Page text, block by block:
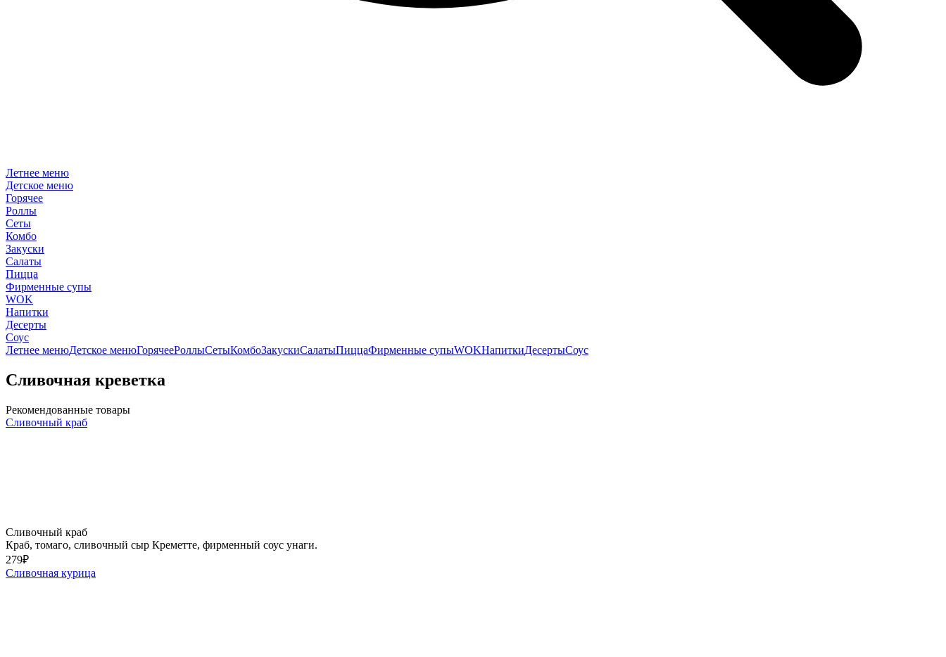
Летнее меню
Детское меню
Горячее
Роллы
Сеты
Комбо
Закуски
Салаты
Пицца
Фирменные супы
WOK
Напитки
Десерты
Соус
Летнее менюДетское менюГорячееРоллыСетыКомбоЗакускиСалатыПиццаФирменные супыWOKНапиткиДесертыСоус
Сливочная креветка
Рекомендованные товары
Сливочный краб
Сливочный краб
Краб, томаго, сливочный сыр Креметте, фирменный соус унаги.
279₽
Сливочная курица